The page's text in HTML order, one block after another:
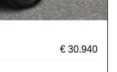
€ 30.940